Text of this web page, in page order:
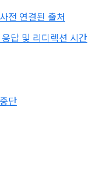
전 연결된 출처
답 및 리디렉션 시간
단